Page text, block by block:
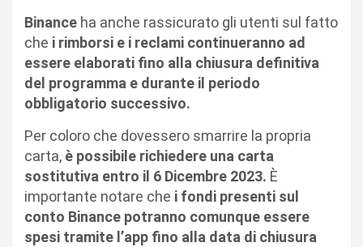
Binance ha anche rassicurato gli utenti sul fatto
che i rimborsi e i reclami continueranno ad
essere elaborati fino alla chiusura definitiva
del programma e durante il periodo
obbligatorio successivo.
Per coloro che dovessero smarrire la propria
carta, è possibile richiedere una carta
sostitutiva entro il 6 Dicembre 2023. È
importante notare che i fondi presenti sul
conto Binance potranno comunque essere
spesi tramite l’app fino alla data di chiusura